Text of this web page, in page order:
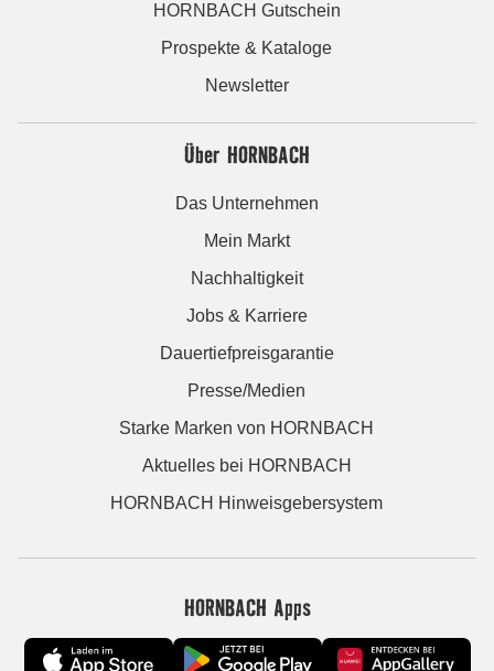
HORNBACH Gutschein
Prospekte & Kataloge
Newsletter
Über HORNBACH
Das Unternehmen
Mein Markt
Nachhaltigkeit
Jobs & Karriere
Dauertiefpreisgarantie
Presse/Medien
Starke Marken von HORNBACH
Aktuelles bei HORNBACH
HORNBACH Hinweisgebersystem
HORNBACH Apps